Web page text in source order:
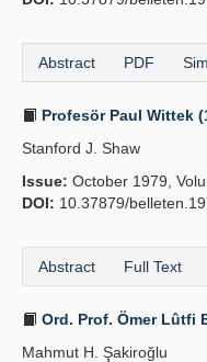
Abstract PDF
Profesör Paul Wittek
Stanford J. Shaw
Issue: October 1979,
DOI: 10.37879/
Abstract Full Text
Ord. Prof. Ömer Lûtfi
Mahmut H. Şakiroğlu